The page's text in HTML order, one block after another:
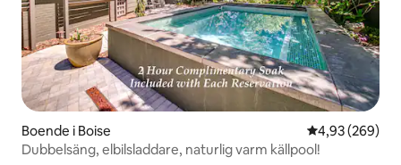
Boende i Boise 4,93 av 5 i
4,93 (269)
Dubbelsäng, elbilsladdare, naturlig varm källpool!